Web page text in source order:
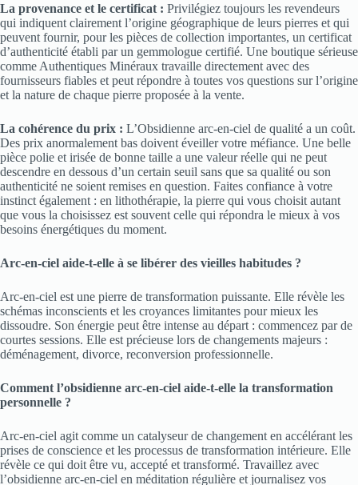
La provenance et le certificat : Privilégiez toujours les revendeurs
qui indiquent clairement l’origine géographique de leurs pierres et qui
peuvent fournir, pour les pièces de collection importantes, un certificat
d’authenticité établi par un gemmologue certifié. Une boutique sérieuse
comme Authentiques Minéraux travaille directement avec des
fournisseurs fiables et peut répondre à toutes vos questions sur l’origine
et la nature de chaque pierre proposée à la vente.
La cohérence du prix : L’Obsidienne arc-en-ciel de qualité a un coût.
Des prix anormalement bas doivent éveiller votre méfiance. Une belle
pièce polie et irisée de bonne taille a une valeur réelle qui ne peut
descendre en dessous d’un certain seuil sans que sa qualité ou son
authenticité ne soient remises en question. Faites confiance à votre
instinct également : en lithothérapie, la pierre qui vous choisit autant
que vous la choisissez est souvent celle qui répondra le mieux à vos
besoins énergétiques du moment.
Arc-en-ciel aide-t-elle à se libérer des vieilles habitudes ?
Arc-en-ciel est une pierre de transformation puissante. Elle révèle les
schémas inconscients et les croyances limitantes pour mieux les
dissoudre. Son énergie peut être intense au départ : commencez par de
courtes sessions. Elle est précieuse lors de changements majeurs :
déménagement, divorce, reconversion professionnelle.
Comment l’obsidienne arc-en-ciel aide-t-elle la transformation
personnelle ?
Arc-en-ciel agit comme un catalyseur de changement en accélérant les
prises de conscience et les processus de transformation intérieure. Elle
révèle ce qui doit être vu, accepté et transformé. Travaillez avec
l’obsidienne arc-en-ciel en méditation régulière et journalisez vos